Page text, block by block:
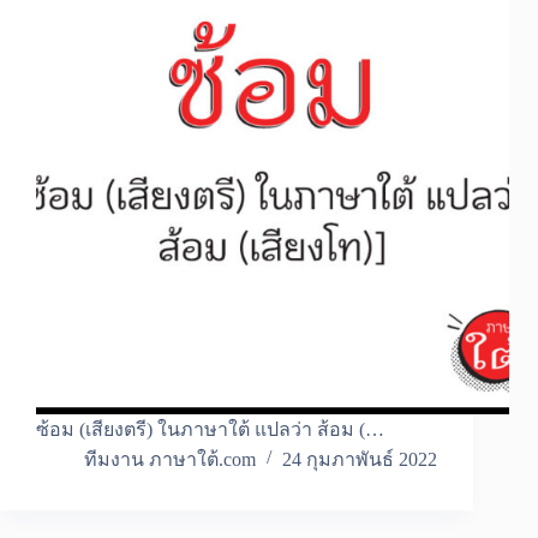
ซ้อม (เสียงตรี) ในภาษาใต้ แปลว่า ส้อม (…
ทีมงาน ภาษาใต้.com
24 กุมภาพันธ์ 2022